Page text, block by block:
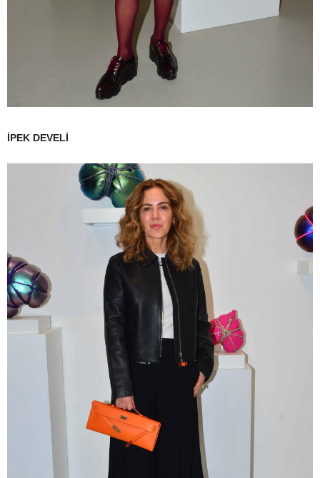
İPEK DEVELİ